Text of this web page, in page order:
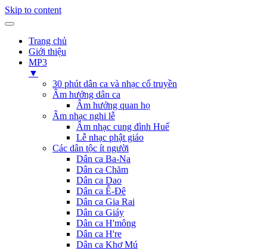
Skip to content
Trang chủ
Giới thiệu
MP3
▼
30 phút dân ca và nhạc cổ truyền
Âm hưởng dân ca
Âm hưởng quan họ
Âm nhạc nghi lễ
Âm nhạc cung đình Huế
Lễ nhạc phật giáo
Các dân tộc ít người
Dân ca Ba-Na
Dân ca Chăm
Dân ca Dao
Dân ca Ê-Đê
Dân ca Gia Rai
Dân ca Giáy
Dân ca H'mông
Dân ca H're
Dân ca Khơ Mú